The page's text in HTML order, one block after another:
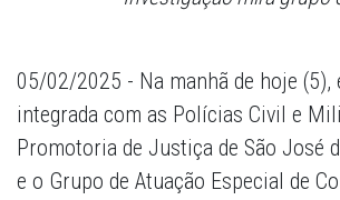
05/02/2025 - Na manhã de hoje (5),
integrada com as Polícias Civil e
Promotoria de Justiça de São José
e o Grupo de Atuação Especial de